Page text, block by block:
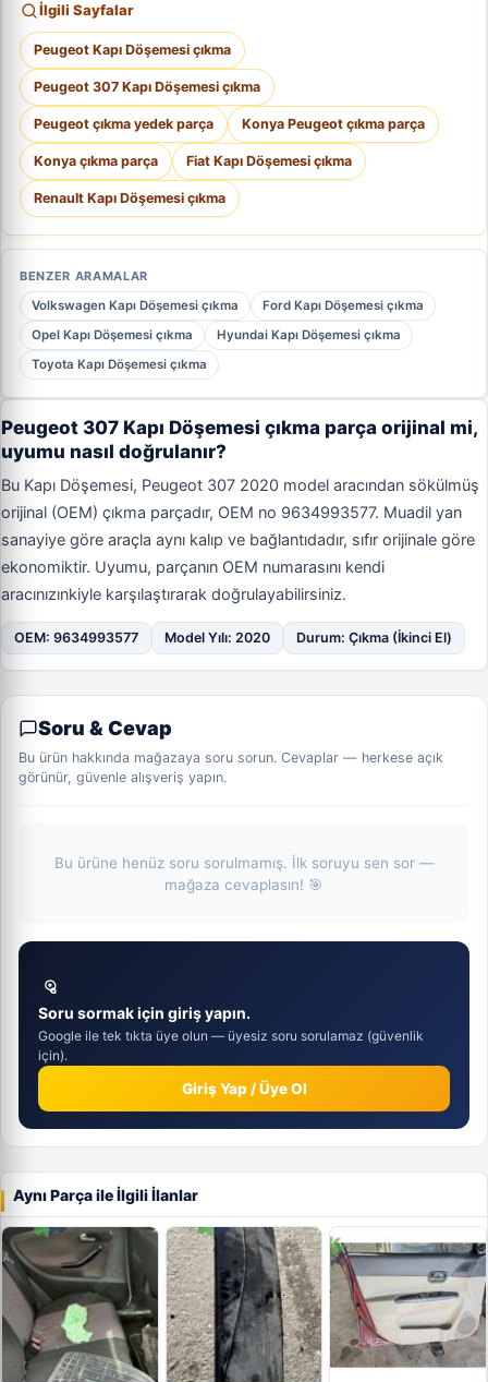
İlgili Sayfalar
Peugeot Kapı Döşemesi çıkma
Peugeot 307 Kapı Döşemesi çıkma
Peugeot çıkma yedek parça Konya Peugeot çıkma parça
Konya çıkma parça Fiat Kapı Döşemesi çıkma
Renault Kapı Döşemesi çıkma
BENZER ARAMALAR
Volkswagen Kapı Döşemesi çıkma
Ford Kapı Döşemesi çıkma
Opel Kapı Döşemesi çıkma
Hyundai Kapı Döşemesi çıkma
Toyota Kapı Döşemesi çıkma
Peugeot 307 Kapı Döşemesi çıkma parça orijinal mi,
uyumu nasıl doğrulanır?
Bu Kapı Döşemesi, Peugeot 307 2020 model aracından sökülmüş
orijinal (OEM) çıkma parçadır, OEM no 9634993577. Muadil yan
sanayiye göre araçla aynı kalıp ve bağlantıdadır, sıfır orijinale göre
ekonomiktir. Uyumu, parçanın OEM numarasını kendi
aracınızınkiyle karşılaştırarak doğrulayabilirsiniz.
OEM: 9634993577 Model Yılı: 2020 Durum: Çıkma (İkinci El)
Soru & Cevap
Bu ürün hakkında mağazaya soru sorun. Cevaplar — herkese açık
görünür, güvenle alışveriş yapın.
Bu ürüne henüz soru sorulmamış. İlk soruyu sen sor —
mağaza cevaplasın! 🎯
Soru sormak için giriş yapın.
Google ile tek tıkta üye olun — üyesiz soru sorulamaz (güvenlik
için).
Giriş Yap / Üye Ol
Aynı Parça ile İlgili İlanlar